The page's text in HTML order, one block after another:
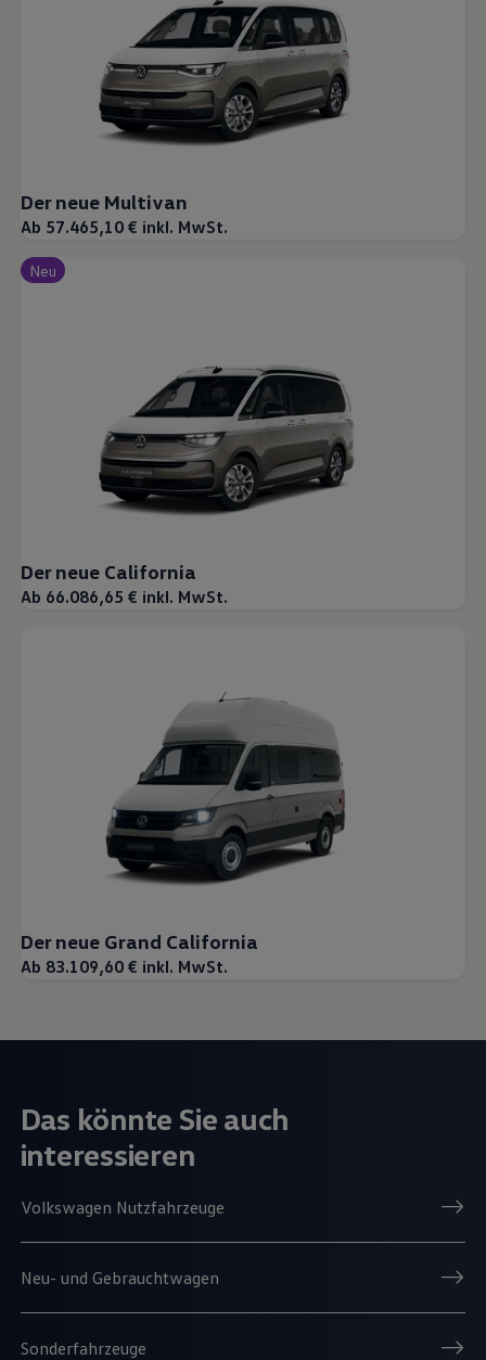
Der neue Multivan
Ab 57.465,10 € inkl. MwSt.
Neu
Der neue California
Ab 66.086,65 € inkl. MwSt.
Der neue Grand California
Ab 83.109,60 € inkl. MwSt.
Das könnte Sie auch
interessieren
Volkswagen Nutzfahrzeuge
Neu- und Gebrauchtwagen
Sonderfahrzeuge